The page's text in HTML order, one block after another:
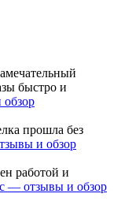
быстро и
прошла без
и обзор
работой и
— отзывы и обзор